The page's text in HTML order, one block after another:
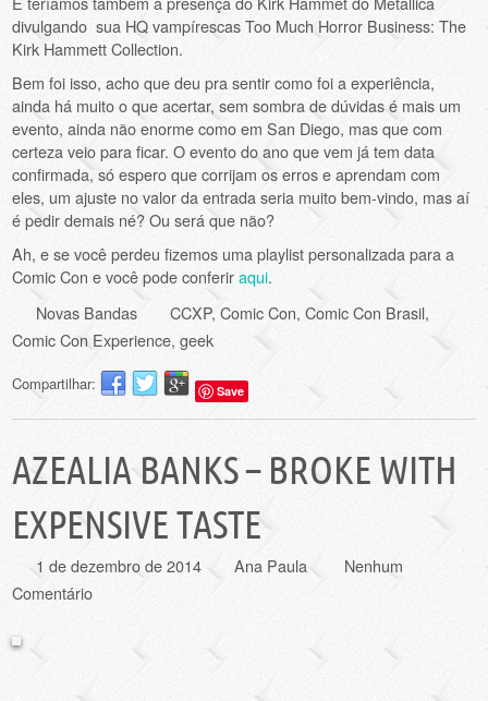
divulgando sua HQ vampírescas Too Much Horror Business: The
Kirk Hammett Collection.
Bem foi isso, acho que deu pra sentir como foi a experiência,
ainda há muito o que acertar, sem sombra de dúvidas é mais um
evento, ainda não enorme como em San Diego, mas que com
certeza veio para ficar. O evento do ano que vem já tem data
confirmada, só espero que corrijam os erros e aprendam com
eles, um ajuste no valor da entrada seria muito bem-vindo, mas aí
é pedir demais né? Ou será que não?
Ah, e se você perdeu fizemos uma playlist personalizada para a
Comic Con e você pode conferiraqui.
Novas Bandas
CCXP,Comic Con,Comic Con Brasil,
Comic Con Experience,geek
Compartilhar: Save
AZEALIA BANKS – BROKE WITH
EXPENSIVE TASTE
1 de dezembro de 2014 Ana Paula
Nenhum
Comentário